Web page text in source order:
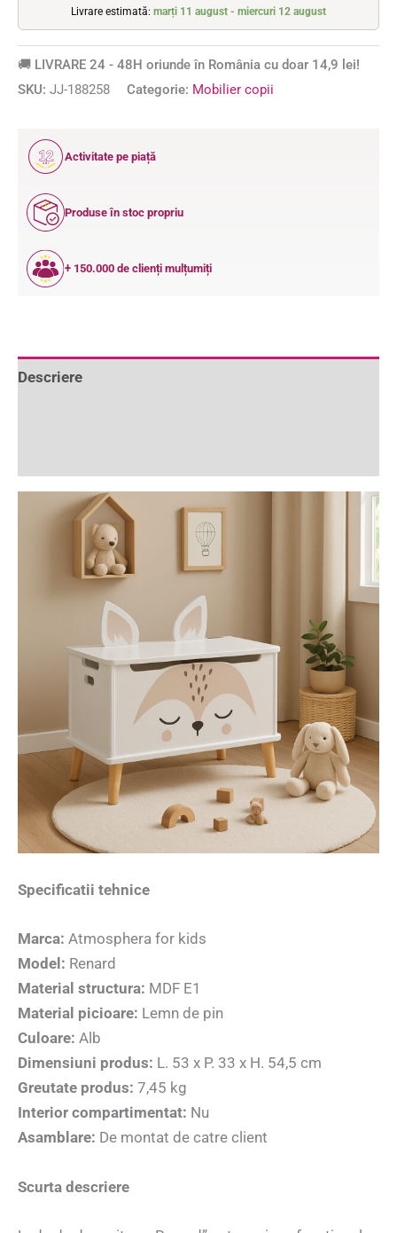
Livrare estimată: marți 11 august - miercuri 12 august
🚚 LIVRARE 24 - 48H oriunde în România cu doar 14,9 lei!
SKU: JJ-188258 Categorie: Mobilier copii
12
ANI
Activitate pe piață
Produse în stoc propriu
+ 150.000 de clienți mulțumiți
Descriere
Specificatii tehnice
Marca: Atmosphera for kids
Model: Renard
Material structura: MDF E1
Material picioare: Lemn de pin
Culoare: Alb
Dimensiuni produs: L. 53 x P. 33 x H. 54,5 cm
Greutate produs: 7,45 kg
Interior compartimentat: Nu
Asamblare: De montat de catre client
Scurta descriere